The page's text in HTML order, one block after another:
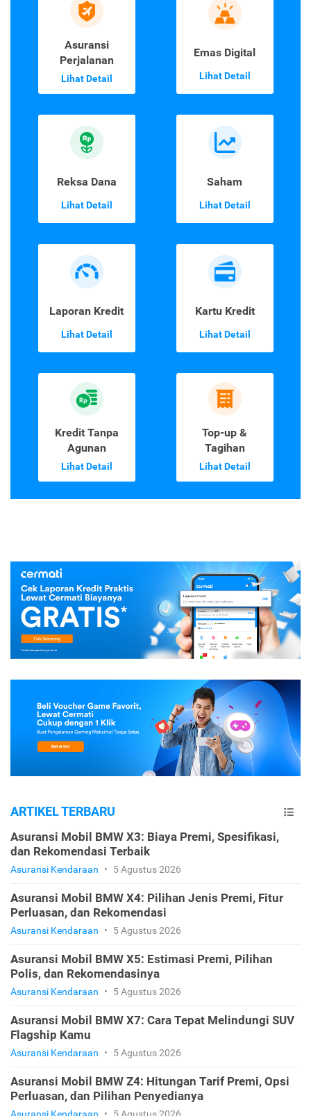
Asuransi
Perjalanan
Lihat Detail
Emas Digital
Lihat Detail
Reksa Dana
Lihat Detail
Saham
Lihat Detail
Laporan Kredit
Lihat Detail
Kartu Kredit
Lihat Detail
Kredit Tanpa
Agunan
Lihat Detail
Top-up &
Tagihan
Lihat Detail
ARTIKEL TERBARU
Asuransi Mobil BMW X3: Biaya Premi, Spesifikasi,
dan Rekomendasi Terbaik
Asuransi Kendaraan • 5 Agustus 2026
Asuransi Mobil BMW X4: Pilihan Jenis Premi, Fitur
Perluasan, dan Rekomendasi
Asuransi Kendaraan • 5 Agustus 2026
Asuransi Mobil BMW X5: Estimasi Premi, Pilihan
Polis, dan Rekomendasinya
Asuransi Kendaraan • 5 Agustus 2026
Asuransi Mobil BMW X7: Cara Tepat Melindungi SUV
Flagship Kamu
Asuransi Kendaraan • 5 Agustus 2026
Asuransi Mobil BMW Z4: Hitungan Tarif Premi, Opsi
Perluasan, dan Pilihan Penyedianya
Asuransi Kendaraan • 5 Agustus 2026